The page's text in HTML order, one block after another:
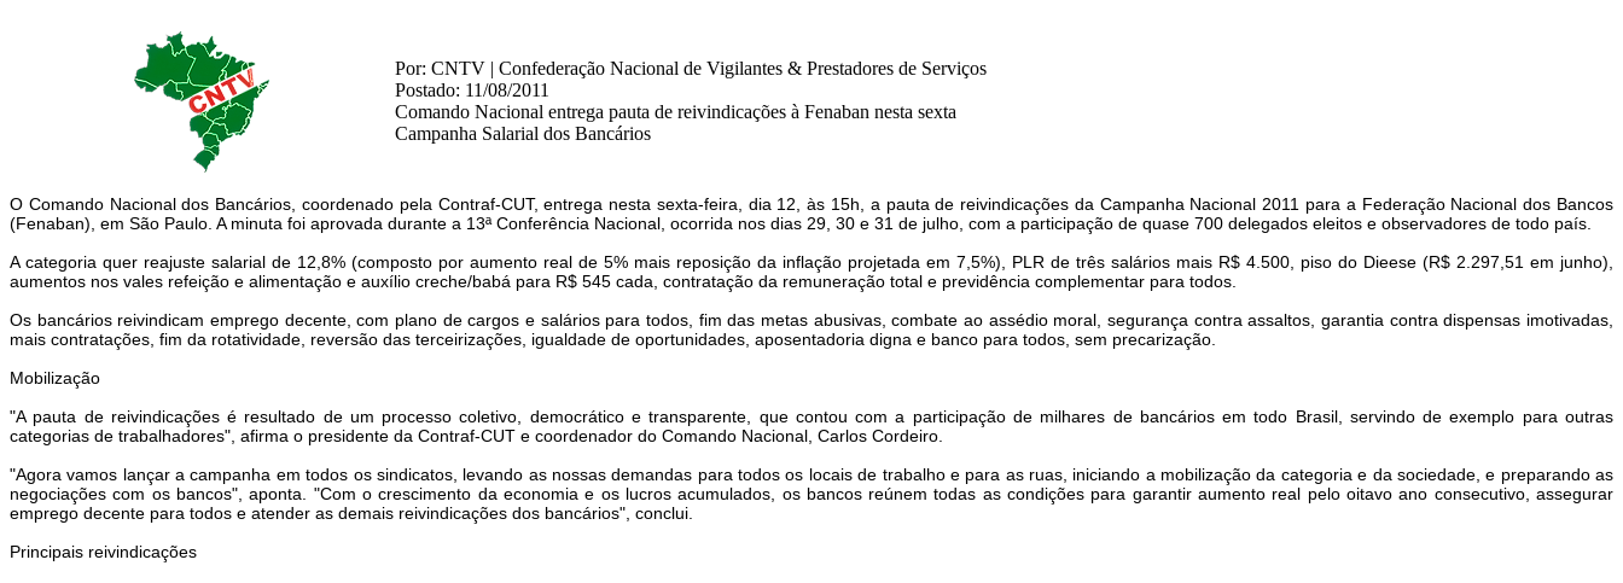
Por: CNTV | Confederação Nacional de Vigilantes & Prestadores de Serviços
Postado: 11/08/2011
Comando Nacional entrega pauta de reivindicações à Fenaban nesta sexta
Campanha Salarial dos Bancários
O Comando Nacional dos Bancários, coordenado pela Contraf-CUT, entrega nesta sexta-feira, dia 12, às 15h, a pauta de reivindicações da Campanha Nacional 2011 para a Federação Nacional dos Bancos
(Fenaban), em São Paulo. A minuta foi aprovada durante a 13ª Conferência Nacional, ocorrida nos dias 29, 30 e 31 de julho, com a participação de quase 700 delegados eleitos e observadores de todo país.
A categoria quer reajuste salarial de 12,8% (composto por aumento real de 5% mais reposição da inflação projetada em 7,5%), PLR de três salários mais R$ 4.500, piso do Dieese (R$ 2.297,51 em junho),
aumentos nos vales refeição e alimentação e auxílio creche/babá para R$ 545 cada, contratação da remuneração total e previdência complementar para todos.
Os bancários reivindicam emprego decente, com plano de cargos e salários para todos, fim das metas abusivas, combate ao assédio moral, segurança contra assaltos, garantia contra dispensas imotivadas,
mais contratações, fim da rotatividade, reversão das terceirizações, igualdade de oportunidades, aposentadoria digna e banco para todos, sem precarização.
Mobilização
"A pauta de reivindicações é resultado de um processo coletivo, democrático e transparente, que contou com a participação de milhares de bancários em todo Brasil, servindo de exemplo para outras
categorias de trabalhadores", afirma o presidente da Contraf-CUT e coordenador do Comando Nacional, Carlos Cordeiro.
"Agora vamos lançar a campanha em todos os sindicatos, levando as nossas demandas para todos os locais de trabalho e para as ruas, iniciando a mobilização da categoria e da sociedade, e preparando as
negociações com os bancos", aponta. "Com o crescimento da economia e os lucros acumulados, os bancos reúnem todas as condições para garantir aumento real pelo oitavo ano consecutivo, assegurar
emprego decente para todos e atender as demais reivindicações dos bancários", conclui.
Principais reivindicações